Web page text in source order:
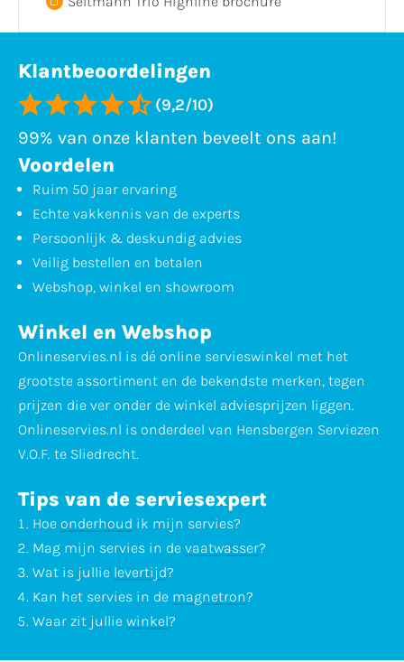
Klantbeoordelingen
(9,2/10)
99% van onze klanten beveelt ons aan!
Voordelen
Ruim 50 jaar ervaring
Echte vakkennis van de experts
Persoonlijk & deskundig advies
Veilig bestellen en betalen
Webshop, winkel en showroom
Winkel en Webshop
Onlineservies.nl is dé online servieswinkel met het
grootste assortiment en de bekendste merken, tegen
prijzen die ver onder de winkel adviesprijzen liggen.
Onlineservies.nl is onderdeel van Hensbergen Serviezen
V.O.F. te Sliedrecht.
Tips van de serviesexpert
Hoe onderhoud ik mijn servies?
Mag mijn servies in de vaatwasser?
Wat is jullie levertijd?
Kan het servies in de magnetron?
Waar zit jullie winkel?